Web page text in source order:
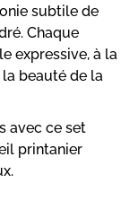
subtile de
Chaque
expressive, à la
beauté de la
avec ce set
printanier